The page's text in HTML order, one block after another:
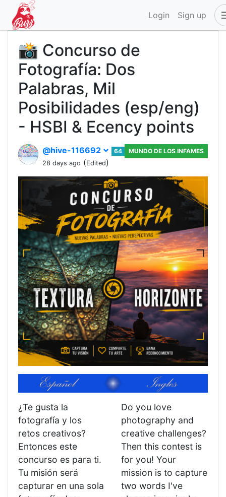
Login Sign up
📸 Concurso de
Fotografía: Dos
Palabras, Mil
Posibilidades (esp/eng)
- HSBI & Ecency points
@hive-116692
64
28 days ago (Edited)
MUNDO DE LOS INFAMES
¿Te gusta la
fotografía y los
retos creativos?
Entonces este
concurso es para ti.
Tu misión será
capturar en una sola
Do you love
photography and
creative challenges?
Then this contest is
for you! Your
mission is to capture
two words I've